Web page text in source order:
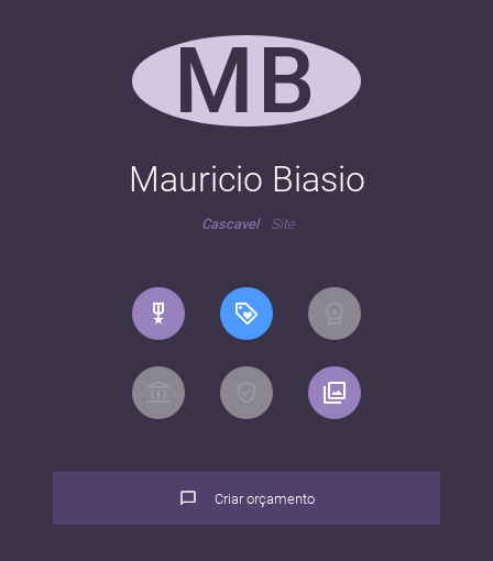
MB
Mauricio Biasio
Cascavel Site
Criar orçamento